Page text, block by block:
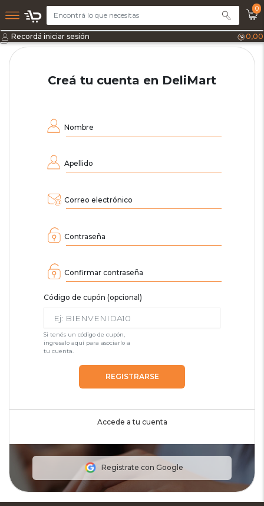
0
Recordá iniciar sesión 0,00
Creá tu cuenta en DeliMart
Nombre
Apellido
Correo electrónico
Contraseña
Confirmar contraseña
Código de cupón (opcional)
Si tenés un código de cupón,
ingresalo aquí para asociarlo a
tu cuenta.
REGISTRARSE
Accede a tu cuenta
Registrate con Google